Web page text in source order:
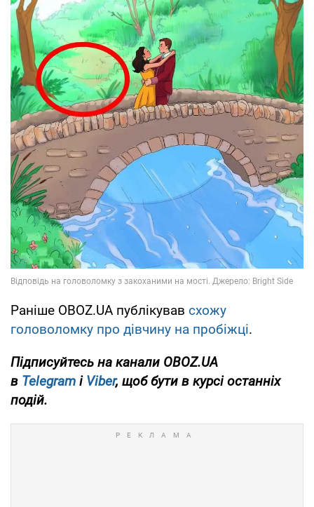
Раніше OBOZ.UА публікував схожу
головоломку про дівчину на пробіжці.
Підписуйтесь на канали OBOZ.UA
в Telegram і Viber, щоб бути в курсі останніх
подій.